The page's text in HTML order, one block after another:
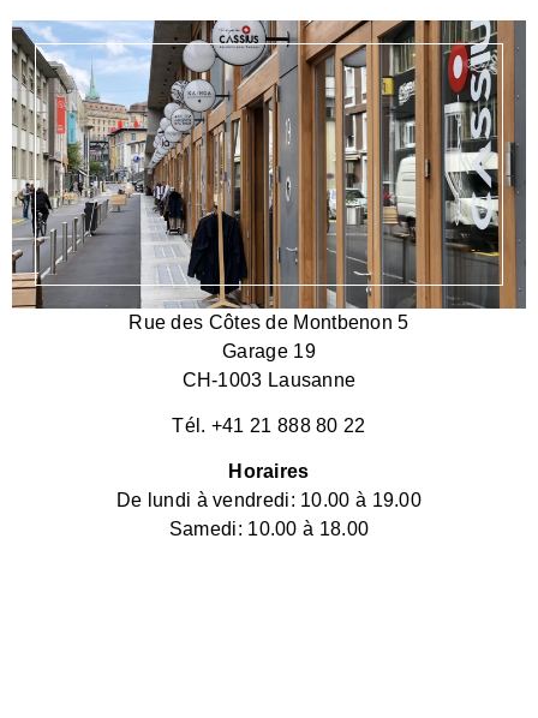
Rue des Côtes de Montbenon 5
Garage 19
CH-1003 Lausanne
Tél. +41 21 888 80 22
Horaires
De lundi à vendredi: 10.00 à 19.00
Samedi: 10.00 à 18.00